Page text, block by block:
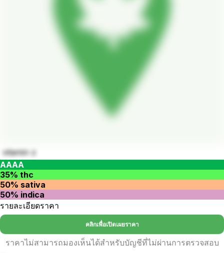
vitamin z
AAAA
35% thc
50% sativa
50% indica
รายละเอียดราคา
คลิกเพื่อเปิดเผยราคา
ราคาไม่สามารถมองเห็นได้สำหรับบัญชีที่ไม่ผ่านการตรวจสอบ